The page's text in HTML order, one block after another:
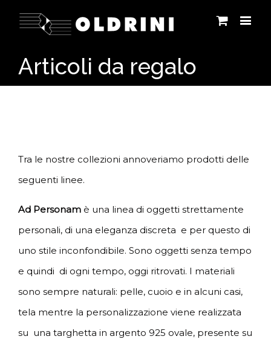
Articoli da regalo
Tra le nostre collezioni annoveriamo prodotti delle
seguenti linee.
Ad Personam è una linea di oggetti strettamente
personali, di una eleganza discreta e per questo di
uno stile inconfondibile. Sono oggetti senza tempo
e quindi di ogni tempo, oggi ritrovati. I materiali
sono sempre naturali: pelle, cuoio e in alcuni casi,
tela mentre la personalizzazione viene realizzata
su una targhetta in argento 925 ovale, presente su